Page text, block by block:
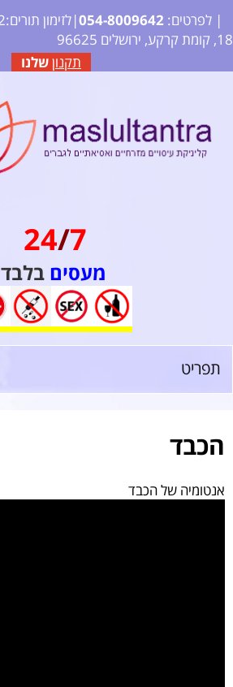
| לפרטים: 054-8009642 |לזימון תורים:054-8009642
18, קומת קרקע, ירושלים 96625
תקנוןשלנו
24/7
מעסים בלבד
תפריט
הכבד
אנטומיה של הכבד